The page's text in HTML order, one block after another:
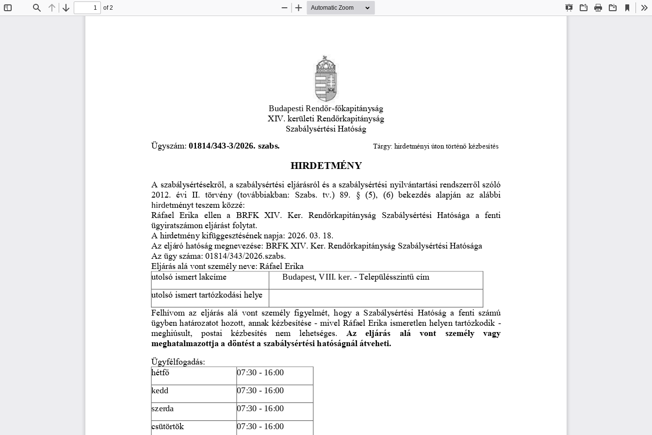
Find Previous
Next
of 2
Presentation
OpenPrint Download
Current
View
Zoom
Zoom
Budapesti Rendőr-főkapitányság
XIV. kerületi Rendőrkapitányság
Szabálysértési Hatóság
Ügyszám: 01814/343-3/2026. szabs. Tárgy: hirdetményi úton történő kézbesítés
HIRDETMÉNY
A szabálysértésekről, a szabálysértési eljárásról és a szabálysértési nyilvántartási rendszerről szóló
2012.  évi  II.  törvény  (továbbiakban:  Szabs.  tv.)  89.  §  (5),  (6)  bekezdés  alapján  az  alábbi
hirdetményt teszem közzé:
Ráfael  Erika  ellen  a  BRFK  XIV.  Ker.  Rendőrkapitányság  Szabálysértési  Hatósága  a  fenti
ügyiratszámon eljárást folytat.
A hirdetmény kifüggesztésének napja: 2026. 03. 18.
Az eljáró hatóság megnevezése: BRFK XIV. Ker. Rendőrkapitányság Szabálysértési Hatósága
Az ügy száma: 01814/343/2026.szabs.
Eljárás alá vont személy neve: Ráfael Erika
utolsó ismert lakcíme
Budapest, VIII. ker. - Településszintű cím
utolsó ismert tartózkodási helye
Felhívom  az  eljárás  alá  vont  személy  figyelmét,  hogy  a  Szabálysértési  Hatóság  a  fenti  számú
ügyben határozatot hozott, annak kézbesítése - mivel Ráfael Erika ismeretlen helyen tartózkodik -
meghiúsult,  postai  kézbesítés  nem  lehetséges.
Az  eljárás  alá  vont  személy  vagy
meghatalmazottja a döntést a szabálysértési hatóságnál átveheti.
Ügyfélfogadás:
hétfő 07:30 - 16:00
kedd
07:30 - 16:00
szerda
07:30 - 16:00
csütörtök
07:30 - 16:00